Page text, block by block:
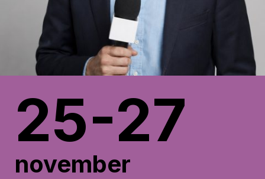
25-27
november